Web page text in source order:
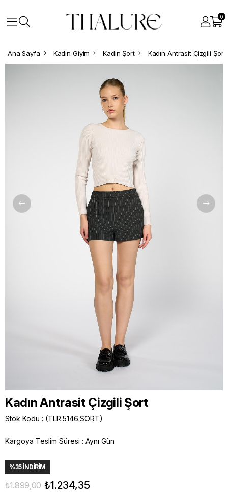
0
Ana Sayfa Kadın Giyim Kadın Şort Kadın Antrasit Çizgili Şort
Kadın Antrasit Çizgili Şort
Stok Kodu (TLR.5146.SORT)
Kargoya Teslim Süresi : Aynı Gün
%35İNDIRIM
₺1.899,00 ₺1.234,35